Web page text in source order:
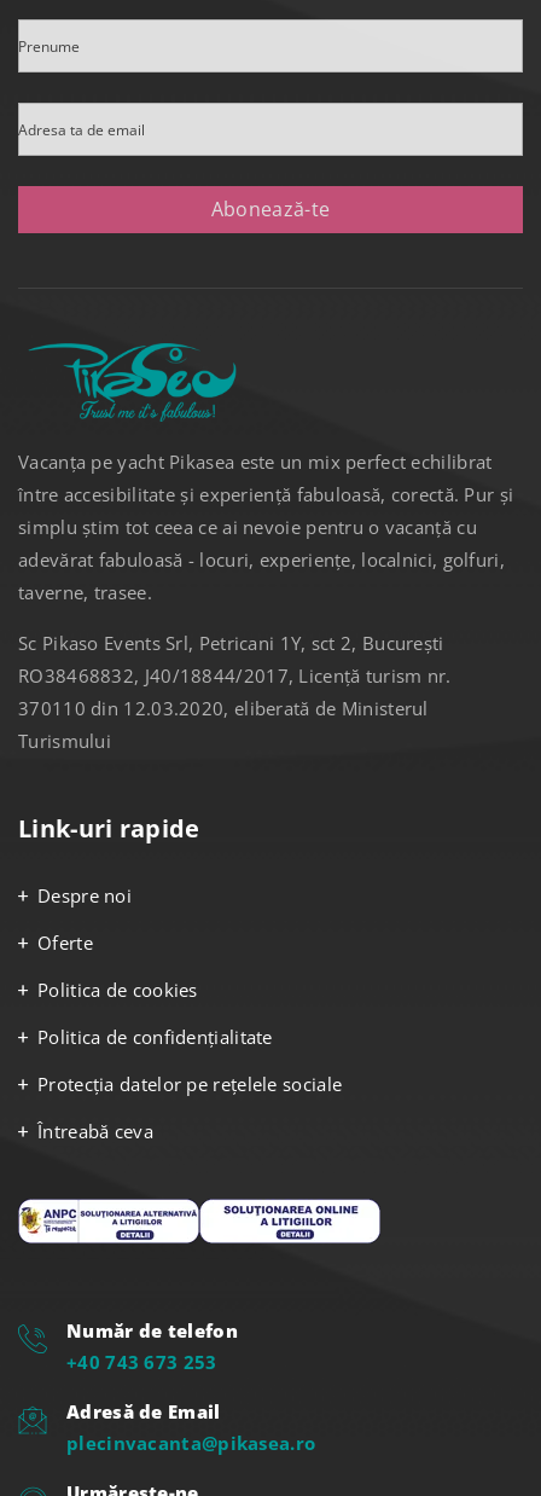
Prenume
Adresa ta de email
Abonează-te
Vacanța pe yacht Pikasea este un mix perfect echilibrat
între accesibilitate și experiență fabuloasă, corectă. Pur și
simplu știm tot ceea ce ai nevoie pentru o vacanță cu
adevărat fabuloasă - locuri, experiențe, localnici, golfuri,
taverne, trasee.
Sc Pikaso Events Srl, Petricani 1Y, sct 2, București
RO38468832, J40/18844/2017, Licență turism nr.
370110 din 12.03.2020, eliberată de Ministerul
Turismului
Link-uri rapide
Despre noi
Oferte
Politica de cookies
Politica de confidențialitate
Protecția datelor pe rețelele sociale
Întreabă ceva
Număr de telefon
+40 743 673 253
Adresă de Email
plecinvacanta@pikasea.ro